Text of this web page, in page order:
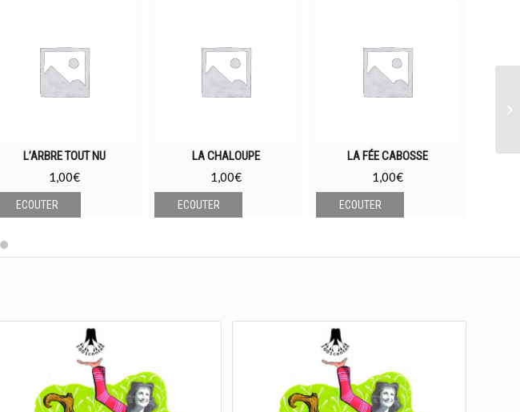
L’ARBRE TOUT NU
1,00€
ECOUTER
LA CHALOUPE
1,00€
ECOUTER
LA FÉE CABOSSE
1,00€
ECOUTER
LE